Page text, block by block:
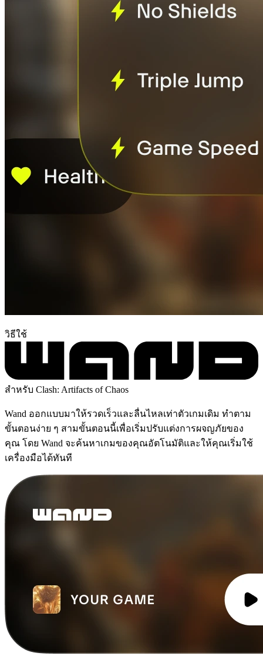
วิธีใช้
สำหรับ Clash: Artifacts of Chaos
Wand ออกแบบมาให้รวดเร็วและลื่นไหลเท่าตัวเกมเดิม ทำตาม
ขั้นตอนง่าย ๆ สามขั้นตอนนี้เพื่อเริ่มปรับแต่งการผจญภัยของ
คุณ โดย Wand จะค้นหาเกมของคุณอัตโนมัติและให้คุณเริ่มใช้
เครื่องมือได้ทันที